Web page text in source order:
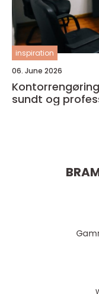
inspiration
06. June 2026
sundt og